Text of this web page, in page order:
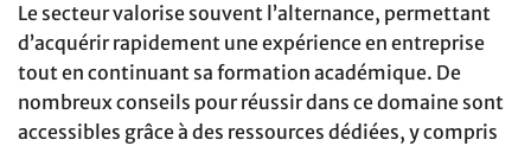
Le secteur valorise souvent l’alternance, permettant
d’acquérir rapidement une expérience en entreprise
tout en continuant sa formation académique. De
nombreux conseils pour réussir dans ce domaine sont
accessibles grâce à des ressources dédiées, y compris